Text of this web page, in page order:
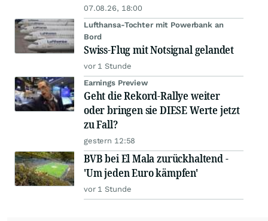
07.08.26, 18:00
Lufthansa-Tochter mit Powerbank an
Bord
Swiss-Flug mit Notsignal gelandet
vor 1 Stunde
Earnings Preview
Geht die Rekord-Rallye weiter
oder bringen sie DIESE Werte jetzt
zu Fall?
gestern 12:58
BVB bei El Mala zurückhaltend -
'Um jeden Euro kämpfen'
vor 1 Stunde